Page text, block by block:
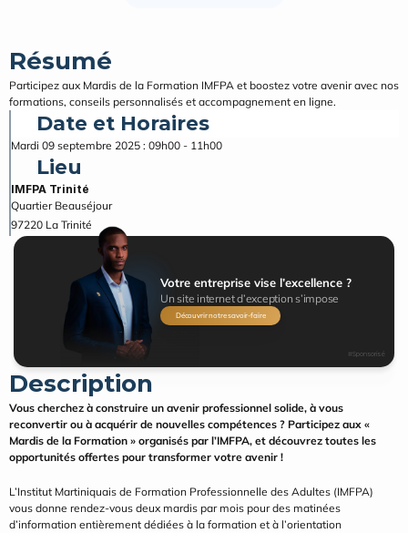
Résumé
Participez aux Mardis de la Formation IMFPA et boostez votre avenir avec nos
formations, conseils personnalisés et accompagnement en ligne.
Date et Horaires
Mardi 09 septembre 2025 : 09h00 - 11h00
Lieu
IMFPA Trinité
Quartier Beauséjour
97220 La Trinité
Votre entreprise vise l’excellence ?
Un site internet d’exception s’impose
Découvrir notre savoir-faire
#Sponsorisé
Description
Vous cherchez à construire un avenir professionnel solide, à vous
reconvertir ou à acquérir de nouvelles compétences ? Participez aux «
Mardis de la Formation » organisés par l’IMFPA, et découvrez toutes les
opportunités offertes pour transformer votre avenir !
L’Institut Martiniquais de Formation Professionnelle des Adultes (IMFPA)
vous donne rendez-vous deux mardis par mois pour des matinées
d’information entièrement dédiées à la formation et à l’orientation